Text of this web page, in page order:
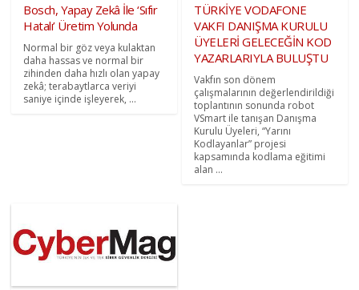
Bosch, Yapay Zekâ İle ‘Sıfır
Hatalı’ Üretim Yolunda
Normal bir göz veya kulaktan
daha hassas ve normal bir
zihinden daha hızlı olan yapay
zekâ; terabaytlarca veriyi
saniye içinde işleyerek, ...
TÜRKİYE VODAFONE
VAKFI DANIŞMA KURULU
ÜYELERİ GELECEĞİN KOD
YAZARLARIYLA BULUŞTU
Vakfın son dönem
çalışmalarının değerlendirildiği
toplantının sonunda robot
VSmart ile tanışan Danışma
Kurulu Üyeleri, “Yarını
Kodlayanlar” projesi
kapsamında kodlama eğitimi
alan ...